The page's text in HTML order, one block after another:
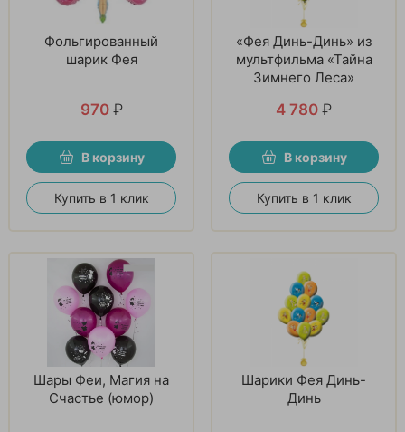
Фольгированный
шарик Фея
970 ₽
В корзину
Купить в 1 клик
«Фея Динь-Динь» из
мультфильма «Тайна
Зимнего Леса»
4 780 ₽
В корзину
Купить в 1 клик
Шары Феи, Магия на
Счастье (юмор)
Шарики Фея Динь-
Динь